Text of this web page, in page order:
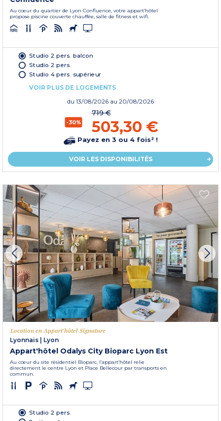
Au cœur du quartier de Lyon Confluence, votre appart’hôtel
propose piscine couverte chauffée, salle de fitness et wifi.
Studio 2 pers. balcon
Studio 2 pers.
Studio 4 pers. supérieur
VOIR PLUS DE LOGEMENTS
du 13/08/2026 au 20/08/2026
-30%
719 €
503,30 €
Payez en 3 ou 4 fois² !
VOIR LES DISPONIBILITÉS
Location en Appart'hôtel Signature
Lyonnais
Lyon
Appart'hôtel Odalys City Bioparc Lyon Est
Au cœur du site résidentiel Bioparc, l’appart’hôtel relie
directement le centre Lyon et Place Bellecour par transports en
commun.
Studio 2 pers.